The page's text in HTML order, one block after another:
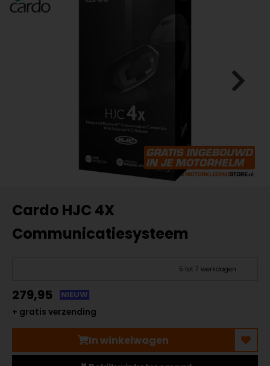
Cardo HJC 4X
Communicatiesysteem
5 tot 7 werkdagen
279,95
NIEUW
+ gratis verzending
In winkelwagen